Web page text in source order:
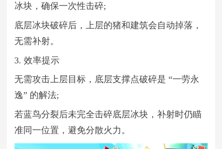
冰块，确保一次性击碎;
底层冰块破碎后，上层的猪和建筑会自动掉落，
无需补射。
3. 效率提示
无需攻击上层目标，底层支撑点破碎是 “一劳永
逸” 的解法;
若蓝鸟分裂后未完全击碎底层冰块，补射时仍瞄
准同一位置，避免分散火力。